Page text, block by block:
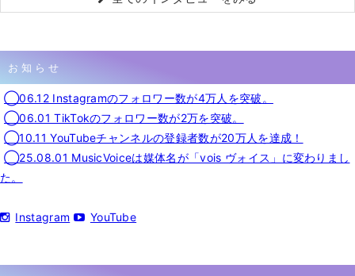
お知らせ
◯06.12 Instagramのフォロワー数が4万人を突破。
◯06.01 TikTokのフォロワー数が2万を突破。
◯10.11 YouTubeチャンネルの登録者数が20万人を達成！
◯25.08.01 MusicVoiceは媒体名が「vois ヴォイス」に変わりまし
た。
Instagram YouTube